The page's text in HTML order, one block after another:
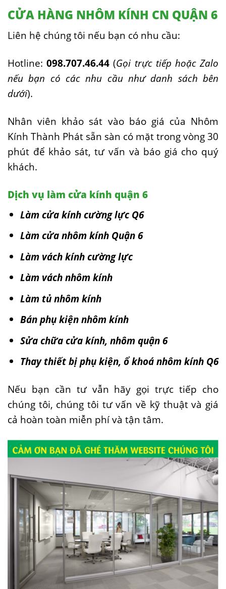
CỬA HÀNG NHÔM KÍNH CN QUẬN 6
Liên hệ chúng tôi nếu bạn có nhu cầu:
Hotline:098.707.46.44 (Gọi trực tiếp hoặc Zalo
nếu bạn có các nhu cầu như danh sách bên
dưới).
Nhân viên khảo sát vào báo giá của Nhôm
Kính Thành Phát sẵn sàn có mặt trong vòng 30
phút để khảo sát, tư vấn và báo giá cho quý
khách.
Dịch vụ làm cửa kính quận 6
Làm cửa kính cường lực Q6
Làm cửa nhôm kính Quận 6
Làm vách kính cường lực
Làm vách nhôm kính
Làm tủ nhôm kính
Bán phụ kiện nhôm kính
Sửa chữa cửa kính, nhôm quận 6
Thay thiết bị phụ kiện, ổ khoá nhôm kính Q6
Nếu bạn cần tư vẫn hãy gọi trực tiếp cho
chúng tôi, chúng tôi tư vấn về kỹ thuật và giá
cả hoàn toàn miễn phí và tận tâm.